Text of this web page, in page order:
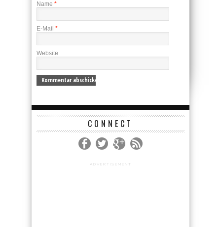
Name *
E-Mail *
Website
CONNECT
ADVERTISEMENT